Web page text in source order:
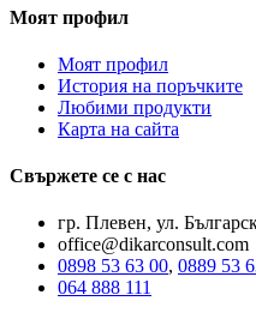
Моят профил
Моят профил
История на поръчките
Любими продукти
Карта на сайта
Свържете се с нас
гр. Плевен, ул.
office@dikarconsult.com
0898 53 63 00, 0889 53
064 888 111